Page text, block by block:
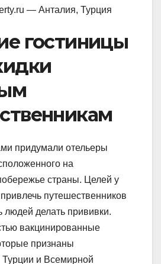
— Анталия, Турция
гостиницы
придумали отельеры
на
страны. Целей у
путешественников
людей делать прививки.
вакцинированные
признаны
Турции и Всемирной